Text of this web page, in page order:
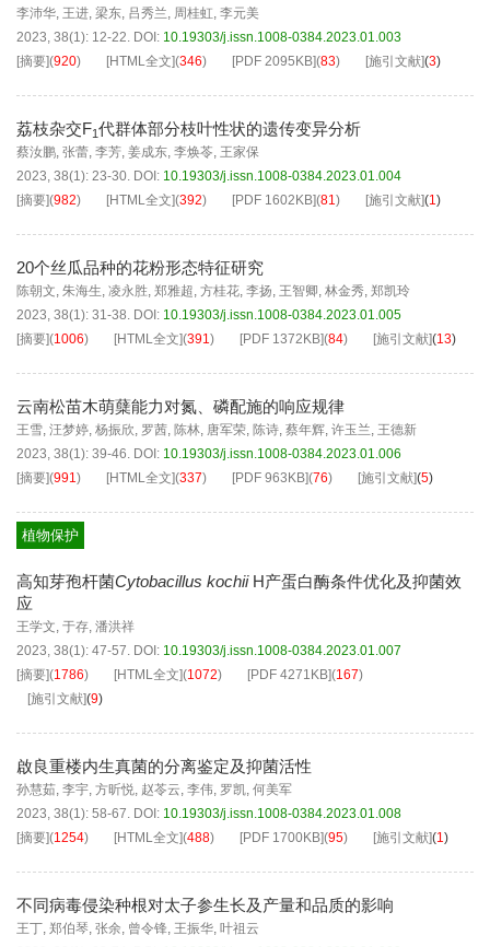
李沛华, 王进, 梁东, 吕秀兰, 周桂虹, 李元美
2023, 38(1): 12-22. DOI: 10.19303/j.issn.1008-0384.2023.01.003
[摘要](920) [HTML全文](346) [PDF 2095KB](83) [施引文献](3)
荔枝杂交F1代群体部分枝叶性状的遗传变异分析
蔡汝鹏, 张蕾, 李芳, 姜成东, 李焕苓, 王家保
2023, 38(1): 23-30. DOI: 10.19303/j.issn.1008-0384.2023.01.004
[摘要](982) [HTML全文](392) [PDF 1602KB](81) [施引文献](1)
20个丝瓜品种的花粉形态特征研究
陈朝文, 朱海生, 凌永胜, 郑雅超, 方桂花, 李扬, 王智卿, 林金秀, 郑凯玲
2023, 38(1): 31-38. DOI: 10.19303/j.issn.1008-0384.2023.01.005
[摘要](1006) [HTML全文](391) [PDF 1372KB](84) [施引文献](13)
云南松苗木萌蘖能力对氮、磷配施的响应规律
王雪, 汪梦婷, 杨振欣, 罗茜, 陈林, 唐军荣, 陈诗, 蔡年辉, 许玉兰, 王德新
2023, 38(1): 39-46. DOI: 10.19303/j.issn.1008-0384.2023.01.006
[摘要](991) [HTML全文](337) [PDF 963KB](76) [施引文献](5)
植物保护
高知芽孢杆菌Cytobacillus kochiiH产蛋白酶条件优化及抑菌效
应
王学文, 于存, 潘洪祥
2023, 38(1): 47-57. DOI: 10.19303/j.issn.1008-0384.2023.01.007
[摘要](1786) [HTML全文](1072) [PDF 4271KB](167)
[施引文献](9)
啟良重楼内生真菌的分离鉴定及抑菌活性
孙慧茹, 李宇, 方昕悦, 赵苓云, 李伟, 罗凯, 何美军
2023, 38(1): 58-67. DOI: 10.19303/j.issn.1008-0384.2023.01.008
[摘要](1254) [HTML全文](488) [PDF 1700KB](95) [施引文献](1)
不同病毒侵染种根对太子参生长及产量和品质的影响
王丁, 郑伯琴, 张余, 曾令锋, 王振华, 叶祖云